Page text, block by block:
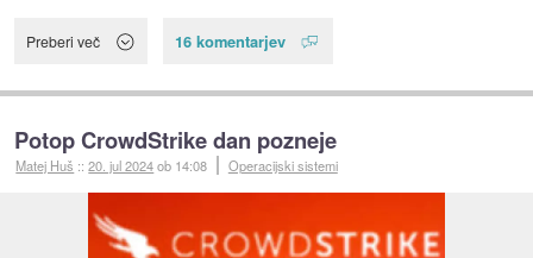
Preberi več 16 komentarjev
Potop CrowdStrike dan pozneje
Matej Huš ::20. jul 2024ob 14:08 Operacijski sistemi